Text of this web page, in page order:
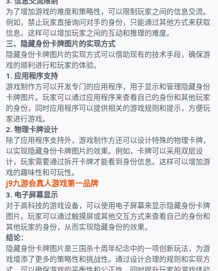
为了增加游戏的难度和策略性，可以限制玩家之间的信息交流。
例如，禁止玩家直接询问对手的身份，只能通过其他方式来获取
信息。这样可以增加玩家之间的互动和推理的难度。
三、隐藏身份卡牌图片的实现方式
隐藏身份卡牌图片的实现方式可以借助现有的技术手段，确保游
戏的顺利进行和玩家的体验。
1. 应用程序支持
游戏制作方可以开发专门的应用程序，用于显示和管理隐藏身份
卡牌图片。玩家可以通过应用程序来查看自己的身份和其他玩家
的身份，同时应用程序可以提供相关的游戏规则和提示，方便玩
家进行游戏。
2. 物理卡牌设计
除了应用程序支持外，游戏制作方还可以设计特殊的物理卡牌，
以实现隐藏身份卡牌图片的效果。例如，卡牌可以采用双层设
计，玩家需要通过拆开卡牌才能看到身份信息。这样可以增加游
戏的趣味性和可玩性。
j9九游会真人游戏第一品牌
3. 电子屏幕显示
对于高科技的游戏设备，可以使用电子屏幕来显示隐藏身份卡牌
图片。玩家可以通过触摸屏或其他交互方式来查看自己的身份和
其他玩家的身份，从而实现隐藏身份的效果。
结论：
隐藏身份卡牌图片是三国杀十周年纪念中的一项创新玩法，为游
戏增添了更多的策略性和挑战性。通过设计合理的规则和实现方